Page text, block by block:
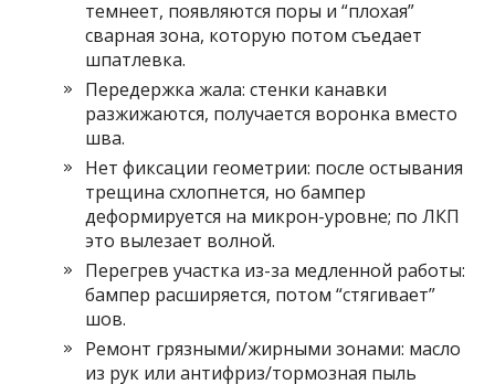
темнеет, появляются поры и “плохая”
сварная зона, которую потом съедает
шпатлевка.
Передержка жала: стенки канавки
разжижаются, получается воронка вместо
шва.
Нет фиксации геометрии: после остывания
трещина схлопнется, но бампер
деформируется на микрон-уровне; по ЛКП
это вылезает волной.
Перегрев участка из-за медленной работы:
бампер расширяется, потом “стягивает”
шов.
Ремонт грязными/жирными зонами: масло
из рук или антифриз/тормозная пыль